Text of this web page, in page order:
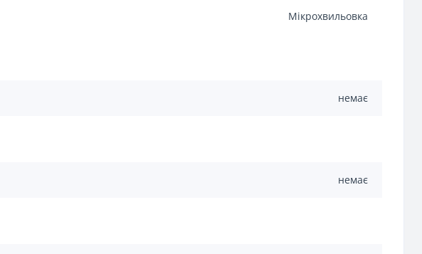
Мікрохвильовка
немає
немає